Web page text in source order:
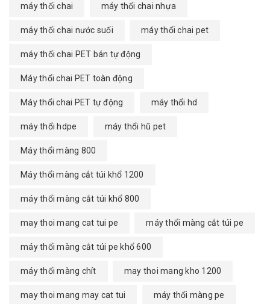
máy thổi chai máy thổi chai nhựa
máy thổi chai nước suối máy thổi chai pet
máy thổi chai PET bán tự động
Máy thổi chai PET toàn động
Máy thổi chai PET tự động máy thổi hd
máy thổi hdpe máy thổi hũ pet
Máy thổi màng 800
Máy thổi màng cắt túi khổ 1200
máy thổi màng cắt túi khổ 800
may thoi mang cat tui pe máy thổi màng cắt túi pe
máy thổi màng cắt túi pe khổ 600
máy thổi màng chít may thoi mang kho 1200
may thoi mang may cat tui máy thổi màng pe